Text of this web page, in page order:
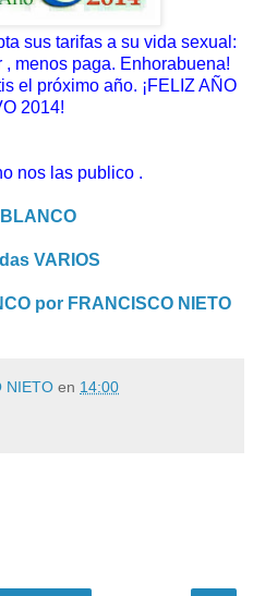
sus tarifas a su vida sexual:
menos paga. Enhorabuena!
el próximo año. ¡FELIZ AÑO
2014!
nos las publico .
VARIOS
por FRANCISCO NIETO
NIETO en 14:00